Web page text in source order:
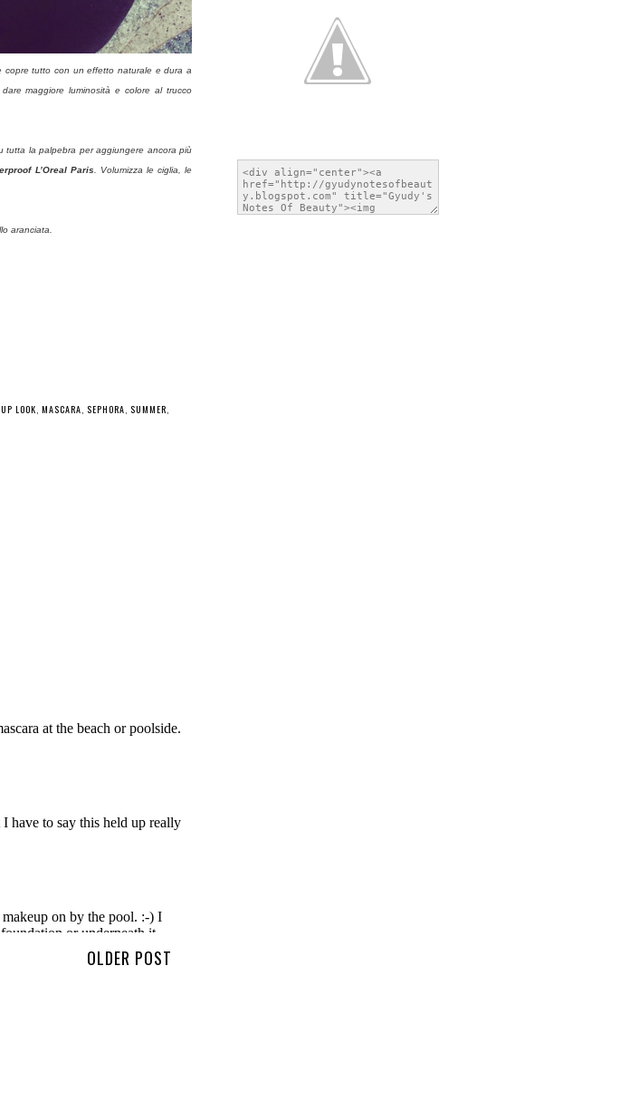
copre tutto con un effetto naturale e dura a
maggiore luminosità e colore al trucco
tutta la palpebra per aggiungere ancora più
L’Oreal Paris . Volumizza le ciglia, le
aranciata.
LOOK, MASCARA, SEPHORA, SUMMER,
OLDER POST